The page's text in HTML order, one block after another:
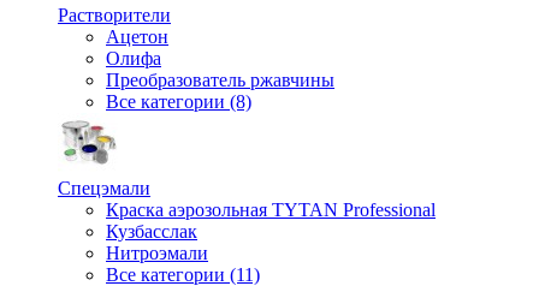
Растворители
Ацетон
Олифа
Преобразователь ржавчины
Все категории (8)
Спецэмали
Краска аэрозольная TYTAN Professional
Кузбасслак
Нитроэмали
Все категории (11)